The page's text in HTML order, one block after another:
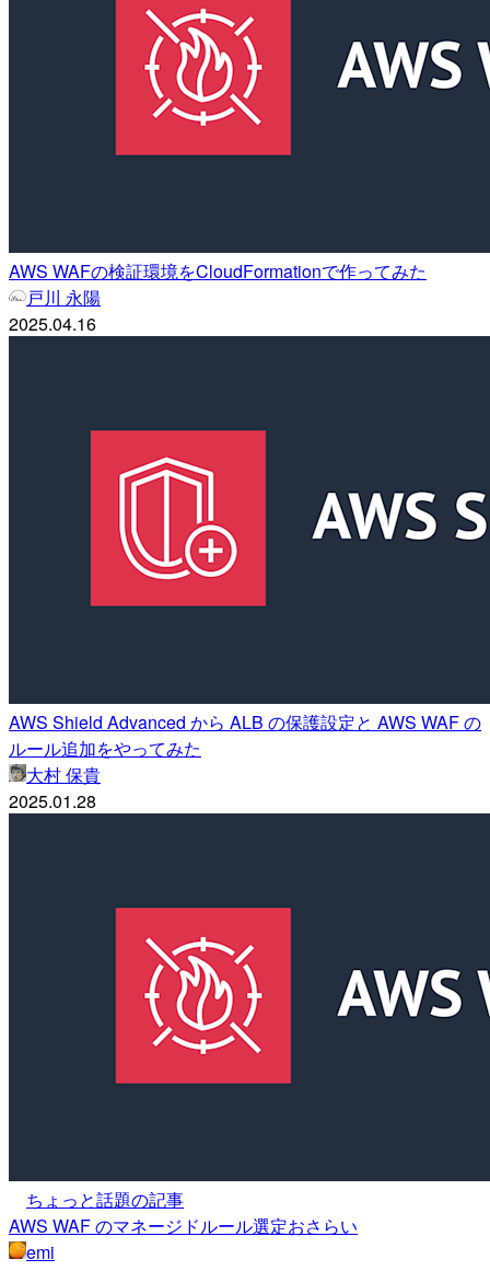
AWS WAFの検証環境をCloudFormationで作ってみた
戸川 永陽
2025.04.16
AWS Shield Advanced から ALB の保護設定と AWS WAF の
ルール追加をやってみた
大村 保貴
2025.01.28
ちょっと話題の記事
AWS WAF のマネージドルール選定おさらい
emi